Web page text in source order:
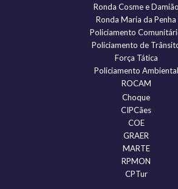
Ronda Cosme e Damião
Ronda Maria da Penha
Policiamento
Policiamento de
Força Tática
Policiamento Ambiental
ROCAM
Choque
CIPCães
COE
GRAER
MARTE
RPMON
CPTur